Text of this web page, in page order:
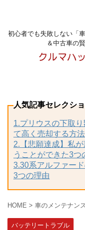
初心者でも失敗しない「
＆中古車の
人気記事セレクシ
1.プリウスの下取
て高く売却する方法
2.【悲願達成】私
うことができた3つ
3.30系アルファー
3つの理由
HOME > 車のメンテナン
バッテリートラブル